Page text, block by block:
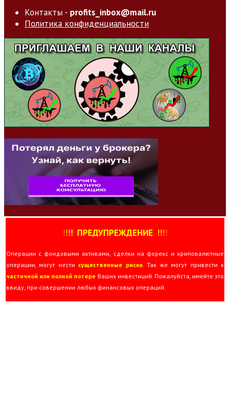
Контакты - profits_inbox@mail.ru
Политика конфиденциальности
!!!! ПРЕДУПРЕЖДЕНИЕ !!!!
Операции с фондовыми активами, сделки на форекс и криповалютные
операции, могут нести существенные риски . Так же могут привести к
частичной или полной потере Ваших инвестиций. Пожалуйста, имейте это
ввиду, при совершении любых финансовых операций.